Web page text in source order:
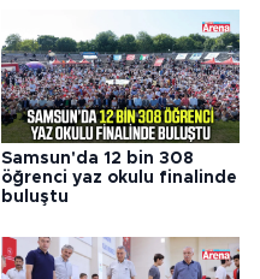
Samsun'da 12 bin 308
öğrenci yaz okulu finalinde
buluştu